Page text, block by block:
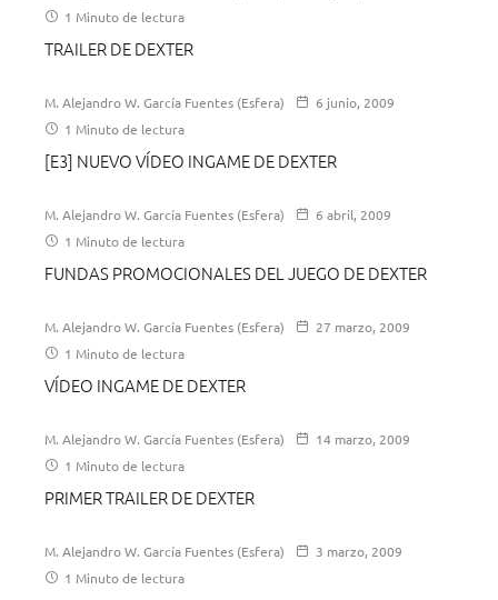
1 Minuto de lectura
TRAILER DE DEXTER
M. Alejandro W. García Fuentes (Esfera)
6 junio, 2009
1 Minuto de lectura
[E3] NUEVO VÍDEO INGAME DE DEXTER
M. Alejandro W. García Fuentes (Esfera)
6 abril, 2009
1 Minuto de lectura
FUNDAS PROMOCIONALES DEL JUEGO DE DEXTER
M. Alejandro W. García Fuentes (Esfera)
27 marzo, 2009
1 Minuto de lectura
VÍDEO INGAME DE DEXTER
M. Alejandro W. García Fuentes (Esfera)
14 marzo, 2009
1 Minuto de lectura
PRIMER TRAILER DE DEXTER
M. Alejandro W. García Fuentes (Esfera)
3 marzo, 2009
1 Minuto de lectura